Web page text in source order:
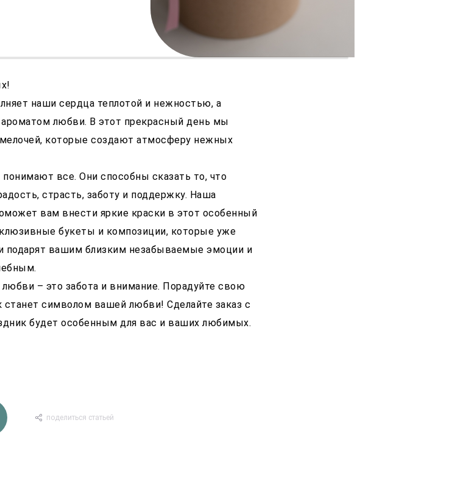
наши сердца теплотой и нежностью, а
ароматом любви. В этот прекрасный день мы
которые создают атмосферу нежных
все. Они способны сказать то, что
страсть, заботу и поддержку. Наша
вам внести яркие краски в этот особенный
букеты и композиции, которые уже
подарят вашим близким незабываемые эмоции и
– это забота и внимание. Порадуйте свою
символом вашей любви! Сделайте заказ с
будет особенным для вас и ваших любимых.
поделиться статьей